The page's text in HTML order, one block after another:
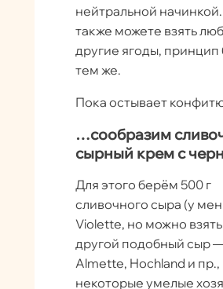
нейтральной
также можете взять
другие ягоды, принцип
тем же.
Пока остывает
…сообразим
сырный крем с
Для этого берём 500 г
сливочного сыра (у
Violette, но можно
другой подобный сыр
Almette, Hochland и пр.,
некоторые умелые